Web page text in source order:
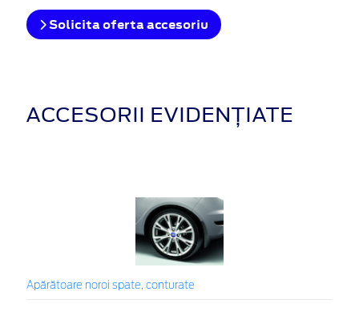
Solicita oferta accesoriu
ACCESORII EVIDENȚIATE
Apărătoare noroi spate, conturate